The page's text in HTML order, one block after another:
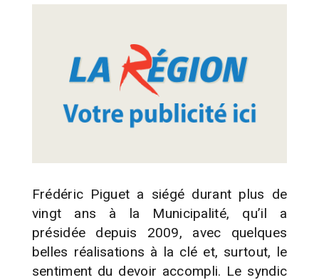
Frédéric Piguet a siégé durant plus de
vingt ans à la Municipalité, qu’il a
présidée depuis 2009, avec quelques
belles réalisations à la clé et, surtout, le
sentiment du devoir accompli. Le syndic